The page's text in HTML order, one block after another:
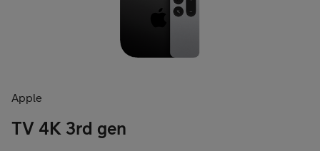
Apple
TV 4K 3rd gen